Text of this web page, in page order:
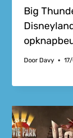
Big
Door Davy